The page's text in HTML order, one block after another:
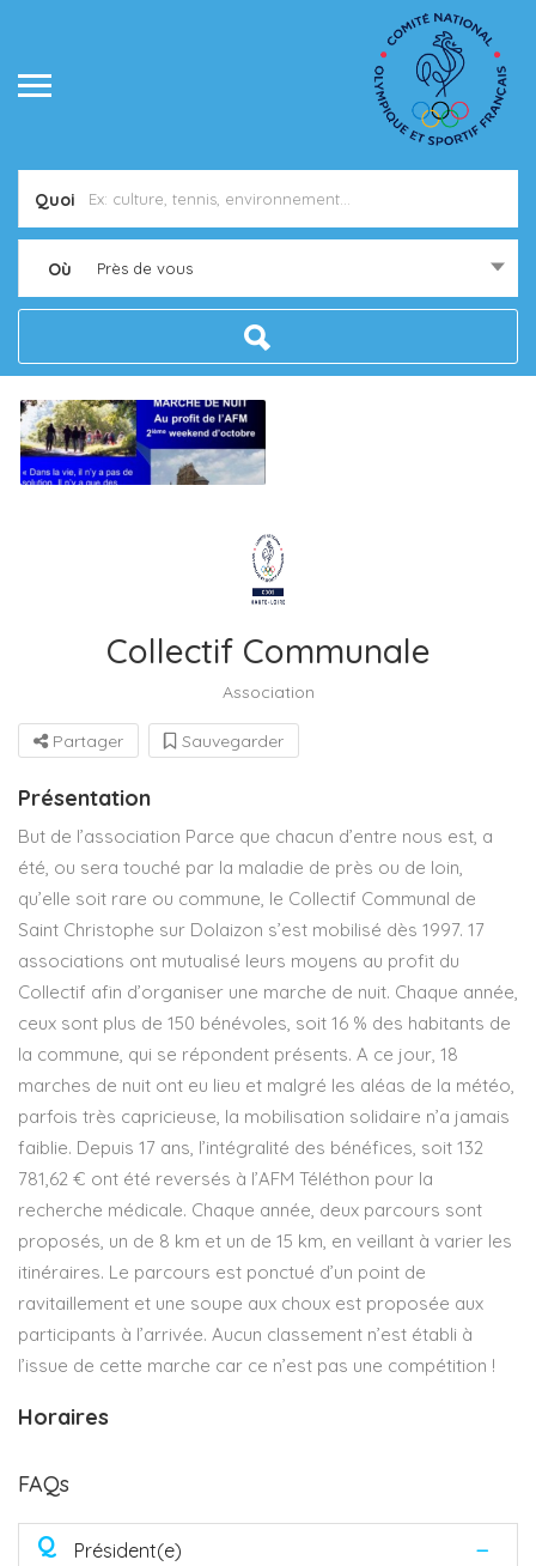
Quoi
Où Près de vous
Collectif Communale
Association
Partager Sauvegarder
Présentation
But de l’association Parce que chacun d’entre nous est, a
été, ou sera touché par la maladie de près ou de loin,
qu’elle soit rare ou commune, le Collectif Communal de
Saint Christophe sur Dolaizon s’est mobilisé dès 1997. 17
associations ont mutualisé leurs moyens au profit du
Collectif afin d’organiser une marche de nuit. Chaque année,
ceux sont plus de 150 bénévoles, soit 16 % des habitants de
la commune, qui se répondent présents. A ce jour, 18
marches de nuit ont eu lieu et malgré les aléas de la météo,
parfois très capricieuse, la mobilisation solidaire n’a jamais
faiblie. Depuis 17 ans, l’intégralité des bénéfices, soit 132
781,62 € ont été reversés à l’AFM Téléthon pour la
recherche médicale. Chaque année, deux parcours sont
proposés, un de 8 km et un de 15 km, en veillant à varier les
itinéraires. Le parcours est ponctué d’un point de
ravitaillement et une soupe aux choux est proposée aux
participants à l’arrivée. Aucun classement n’est établi à
l’issue de cette marche car ce n’est pas une compétition !
Horaires
FAQs
Q Président(e)